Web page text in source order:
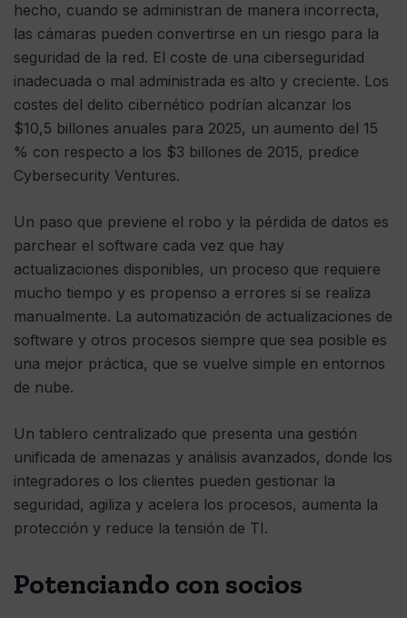
hecho, cuando se administran de manera incorrecta,
las cámaras pueden convertirse en un riesgo para la
seguridad de la red. El coste de una ciberseguridad
inadecuada o mal administrada es alto y creciente. Los
costes del delito cibernético podrían alcanzar los
$10,5 billones anuales para 2025, un aumento del 15
% con respecto a los $3 billones de 2015, predice
Cybersecurity Ventures.
Un paso que previene el robo y la pérdida de datos es
parchear el software cada vez que hay
actualizaciones disponibles, un proceso que requiere
mucho tiempo y es propenso a errores si se realiza
manualmente. La automatización de actualizaciones de
software y otros procesos siempre que sea posible es
una mejor práctica, que se vuelve simple en entornos
de nube.
Un tablero centralizado que presenta una gestión
unificada de amenazas y análisis avanzados, donde los
integradores o los clientes pueden gestionar la
seguridad, agiliza y acelera los procesos, aumenta la
protección y reduce la tensión de TI.
Potenciando con socios